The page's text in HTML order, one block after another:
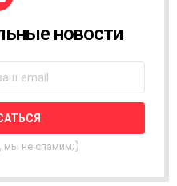
новости
мы не спамим;)